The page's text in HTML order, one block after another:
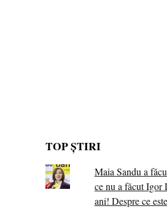
TOP ȘTIRI
Maia Sandu a
ce nu a făcut Igor
ani! Despre ce